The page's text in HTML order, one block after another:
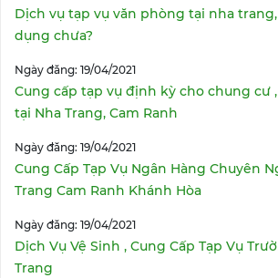
Dịch vụ tạp vụ văn phòng tại nha
dụng chưa?
Ngày đăng: 19/04/2021
Cung cấp tạp vụ định kỳ cho chung cư
tại Nha Trang, Cam Ranh
Ngày đăng: 19/04/2021
Cung Cấp Tạp Vụ Ngân Hàng Chuyên
Trang Cam Ranh Khánh Hòa
Ngày đăng: 19/04/2021
Dịch Vụ Vệ Sinh , Cung Cấp Tạp Vụ
Trang